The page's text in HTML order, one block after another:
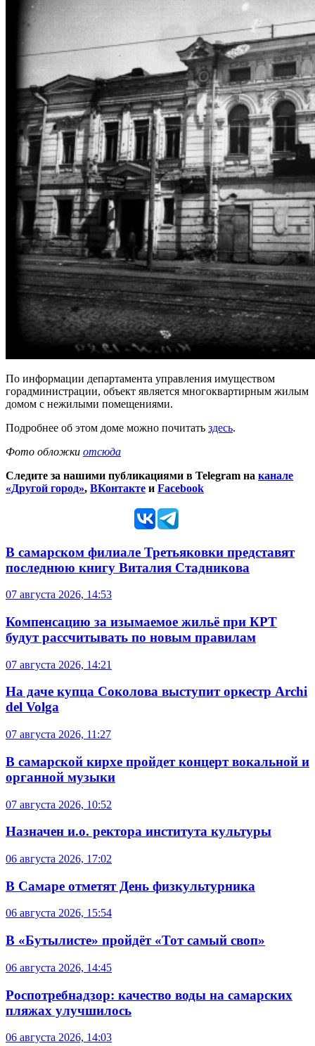
По информации департамента управления имуществом
горадминистрации, объект является многоквартирным жилым
домом с нежилыми помещениями.
Подробнее об этом доме можно почитать здесь.
Фото обложки отсюда
Следите за нашими публикациями в Telegram на канале
«Другой город», ВКонтакте и Facebook
В самарском филиале Третьяковки представят
последнюю книгу Виталия Стадникова
07 августа 2026, 14:53
Компенсацию за изымаемое жильё при КРТ
будут рассчитывать по новым правилам
07 августа 2026, 14:21
На даче купца Соколова выступит оркестр Archi
del Volga
07 августа 2026, 11:27
В самарской кирхе пройдет концерт вокальной и
органной музыки
07 августа 2026, 10:52
Назначен и.о. ректора института культуры
06 августа 2026, 17:02
В Самаре отметят День физкультурника
06 августа 2026, 15:54
В «Бутылисте» пройдёт «Тот самый своп»
06 августа 2026, 14:45
Роспотребнадзор: качество воды на самарских
пляжах улучшилось
06 августа 2026, 14:03